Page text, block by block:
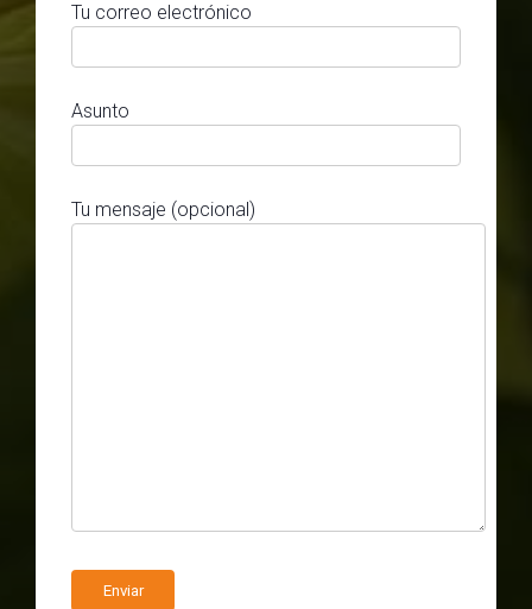
Tu correo electrónico
Asunto
Tu mensaje (opcional)